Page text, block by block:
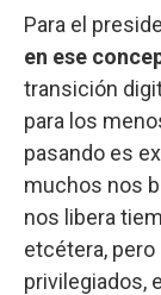
Para el
en ese
transición
para los
pasando es
muchos nos
nos libera
etcétera,
privilegiados,